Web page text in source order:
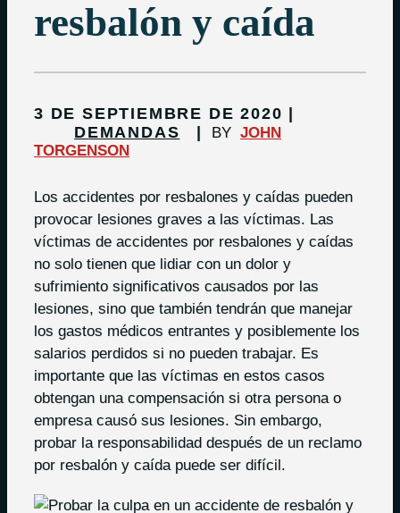
resbalón y caída
3 DE SEPTIEMBRE DE 2020
DEMANDAS
BY JOHN
TORGENSON
Los accidentes por resbalones y caídas pueden
provocar lesiones graves a las víctimas. Las
víctimas de accidentes por resbalones y caídas
no solo tienen que lidiar con un dolor y
sufrimiento significativos causados por las
lesiones, sino que también tendrán que manejar
los gastos médicos entrantes y posiblemente los
salarios perdidos si no pueden trabajar. Es
importante que las víctimas en estos casos
obtengan una compensación si otra persona o
empresa causó sus lesiones. Sin embargo,
probar la responsabilidad después de un reclamo
por resbalón y caída puede ser difícil.